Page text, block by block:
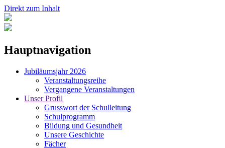
Direkt zum Inhalt
Hauptnavigation
Jubiläumsjahr 2026
Veranstaltungsreihe
Vergangene Veranstaltungen
Unser Profil
Grusswort der Schulleitung
Schulprogramm
Bildung und Gesundheit
Unsere Geschichte
Fächer